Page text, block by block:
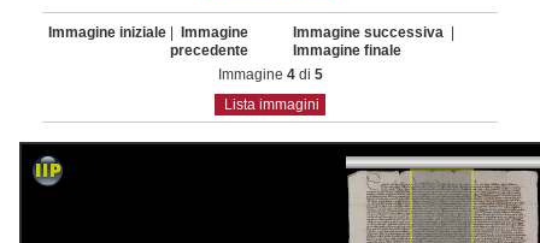
Immagine iniziale
Immagine
precedente
Immagine successiva
Immagine finale
Immagine 4di 5
Lista immagini